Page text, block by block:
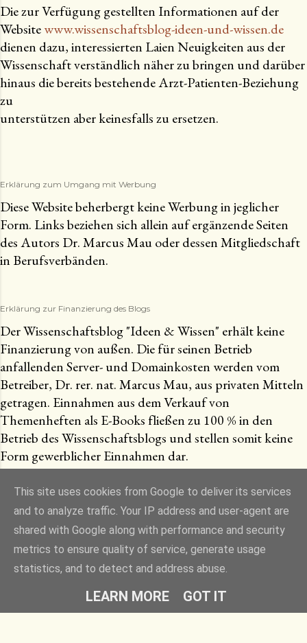
Die zur Verfügung gestellten Informationen auf der
Websitewww.wissenschaftsblog-ideen-und-wissen.de
dienen dazu, interessierten Laien Neuigkeiten aus der
Wissenschaft verständlich näher zu bringen und darüber
hinaus die bereits bestehende Arzt-Patienten-Beziehung
zu
unterstützen aber keinesfalls zu ersetzen.
Erklärung zum Umgang mit Werbung
Diese Website beherbergt keine Werbung in jeglicher
Form. Links beziehen sich allein auf ergänzende Seiten
des Autors Dr. Marcus Mau oder dessen Mitgliedschaft
in Berufsverbänden.
Erklärung zur Finanzierung des Blogs
Der Wissenschaftsblog "Ideen & Wissen" erhält keine
Finanzierung von außen. Die für seinen Betrieb
anfallenden Server- und Domainkosten werden vom
Betreiber, Dr. rer. nat. Marcus Mau, aus privaten Mitteln
getragen. Einnahmen aus dem Verkauf von
Themenheften als E-Books fließen zu 100 % in den
Betrieb des Wissenschaftsblogs und stellen somit keine
Form gewerblicher Einnahmen dar.
Powered by Blogger
Designbilder vonRaycat
Dr. Marcus Mau (Freier Autor und Medizinredakteur)
This site uses cookies from Google to deliver its services
and to analyze traffic. Your IP address and user-agent are
shared with Google along with performance and security
metrics to ensure quality of service, generate usage
statistics, and to detect and address abuse.
LEARN MORE GOT IT